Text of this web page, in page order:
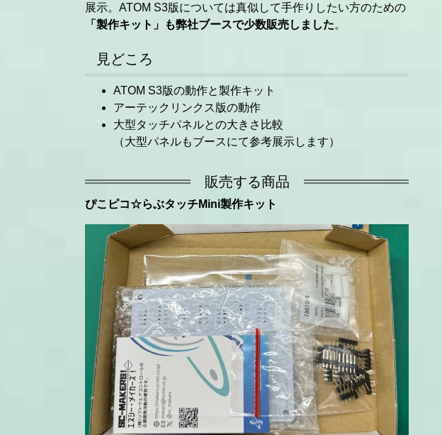
展示。ATOM S3版については真似して手作りしたい方のための
「製作キット」も弊社ブースで少数販売しました。
見どころ
ATOM S3版の動作と製作キット
アーテックリンクス版の動作
大型タッチパネルとの大きさ比較
（大型パネルもブースにて参考展示します）
販売する商品
ぴこピコ☆らぶタッチMini製作キット